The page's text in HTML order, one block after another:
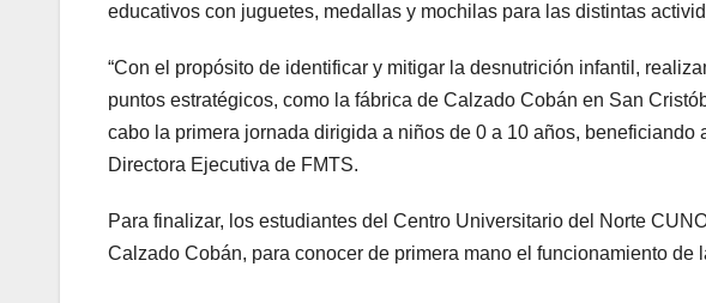
educativos con juguetes, medallas y mochilas para las distintas
“Con el propósito de identificar y mitigar la desnutrición infantil,
puntos estratégicos, como la fábrica de Calzado Cobán en San
cabo la primera jornada dirigida a niños de 0 a 10 años, beneficiando
Directora Ejecutiva de FMTS.
Para finalizar, los estudiantes del Centro Universitario del Norte
Calzado Cobán, para conocer de primera mano el funcionamiento de